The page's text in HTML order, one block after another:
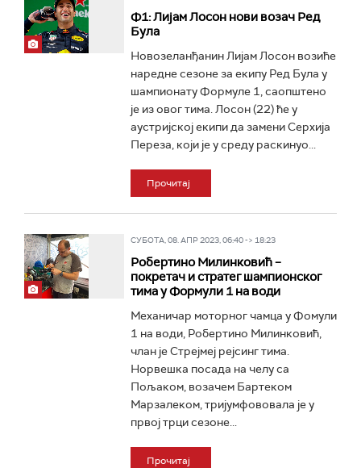
Ф1: Лијам Лосон нови возач Ред
Була
Новозеланђанин Лијам Лосон возиће
наредне сезоне за екипу Ред Була у
шампионату Формуле 1, саопштено
је из овог тима. Лосон (22) ће у
аустријској екипи да замени Серхија
Переза, који је у среду раскинуо...
Прочитај
СУБОТА, 08. АПР 2023, 06:40 -> 18:23
Робертино Милинковић –
покретач и стратег шампионског
тима у Формули 1 на води
Механичар моторног чамца у Фомули
1 на води, Робертино Милинковић,
члан је Стрејмеј рејсинг тима.
Норвешка посада на челу са
Пољаком, возачем Бартеком
Марзалеком, тријумфововала је у
првој трци сезоне...
Прочитај